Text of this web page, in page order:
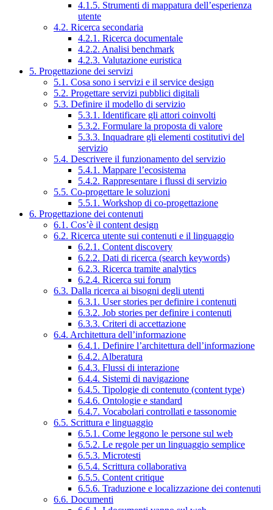
4.1.5. Strumenti di mappatura dell’esperienza
utente
4.2. Ricerca secondaria
4.2.1. Ricerca documentale
4.2.2. Analisi benchmark
4.2.3. Valutazione euristica
5. Progettazione dei servizi
5.1. Cosa sono i servizi e il service design
5.2. Progettare servizi pubblici digitali
5.3. Definire il modello di servizio
5.3.1. Identificare gli attori coinvolti
5.3.2. Formulare la proposta di valore
5.3.3. Inquadrare gli elementi costitutivi del
servizio
5.4. Descrivere il funzionamento del servizio
5.4.1. Mappare l’ecosistema
5.4.2. Rappresentare i flussi di servizio
5.5. Co-progettare le soluzioni
5.5.1. Workshop di co-progettazione
6. Progettazione dei contenuti
6.1. Cos’è il content design
6.2. Ricerca utente sui contenuti e il linguaggio
6.2.1. Content discovery
6.2.2. Dati di ricerca (search keywords)
6.2.3. Ricerca tramite analytics
6.2.4. Ricerca sui forum
6.3. Dalla ricerca ai bisogni degli utenti
6.3.1. User stories per definire i contenuti
6.3.2. Job stories per definire i contenuti
6.3.3. Criteri di accettazione
6.4. Architettura dell’informazione
6.4.1. Definire l’architettura dell’informazione
6.4.2. Alberatura
6.4.3. Flussi di interazione
6.4.4. Sistemi di navigazione
6.4.5. Tipologie di contenuto (content type)
6.4.6. Ontologie e standard
6.4.7. Vocabolari controllati e tassonomie
6.5. Scrittura e linguaggio
6.5.1. Come leggono le persone sul web
6.5.2. Le regole per un linguaggio semplice
6.5.3. Microtesti
6.5.4. Scrittura collaborativa
6.5.5. Content critique
6.5.6. Traduzione e localizzazione dei contenuti
6.6. Documenti